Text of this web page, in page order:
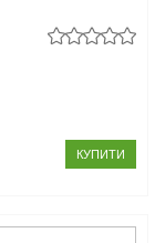
КУПИТИ